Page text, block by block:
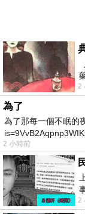
2
為了
為了那每一個不眠的
2 小時前
2